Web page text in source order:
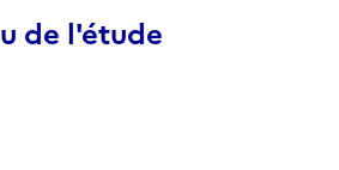
de l'étude